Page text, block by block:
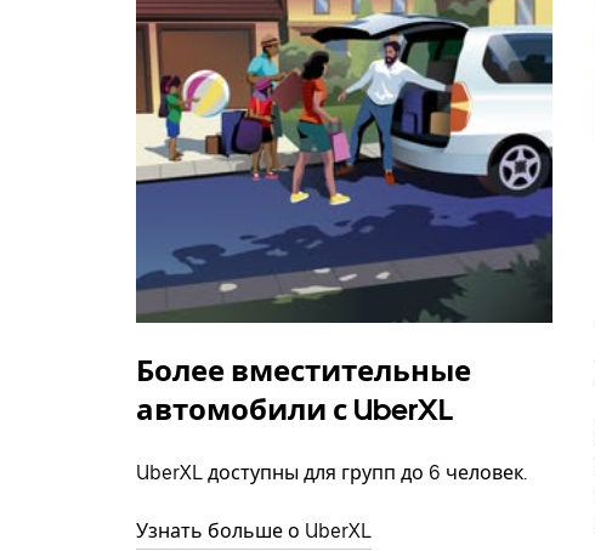
Более вместительные
автомобили с UberXL
UberXL доступны для групп до 6 человек.
Узнать больше о UberXL